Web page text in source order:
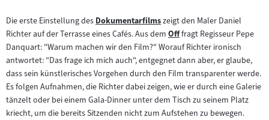
Die erste Einstellung desZum
Inhalt:
Dokumentarfilmszeigt den Maler Daniel
Richter auf der Terrasse eines Cafés. Aus dem Zum
Inhalt:
Offfragt Regisseur Pepe
Danquart: "Warum machen wir den Film?" Worauf Richter ironisch
antwortet: "Das frage ich mich auch", entgegnet dann aber, er glaube,
dass sein künstlerisches Vorgehen durch den Film transparenter werde.
Es folgen Aufnahmen, die Richter dabei zeigen, wie er durch eine Galerie
tänzelt oder bei einem Gala-Dinner unter dem Tisch zu seinem Platz
kriecht, um die bereits Sitzenden nicht zum Aufstehen zu bewegen.